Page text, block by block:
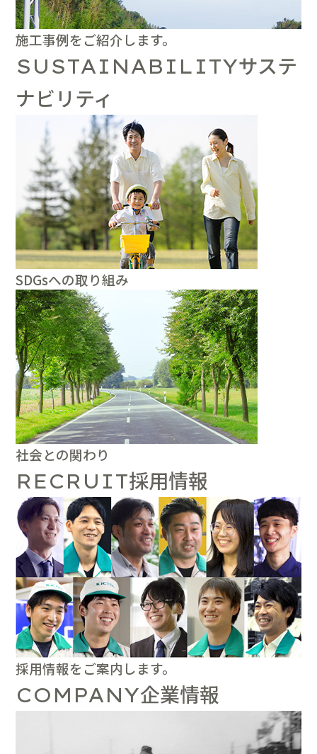
施工事例をご紹介します。
SUSTAINABILITYサステ
ナビリティ
SDGsへの取り組み
社会との関わり
RECRUIT採用情報
採用情報をご案内します。
COMPANY企業情報